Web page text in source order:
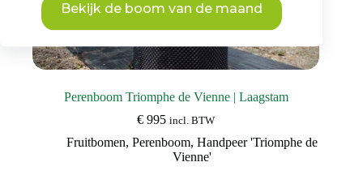
Bekijk de boom van de maand
Perenboom Triomphe de Vienne | Laagstam
€ 995 incl. BTW
Fruitbomen,Perenboom,Handpeer 'Triomphe de
Vienne'